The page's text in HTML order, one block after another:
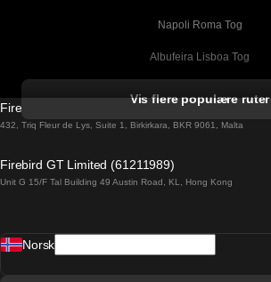
Napoli Roma Tog
Albufeira Lisboa Tog
Barcelona Madrid Tog
Barcelona Sevilla Tog
Vis flere populære ruter
Firebird GT Limited (OC 1451)
432, Triq Fleur de Lys, Suite 1, Birkirkara, BKR 9061, Malta
Firebird GT Limited (61211989)
Unit G 15/F Tal Building 49 Austin Road, KL, Hong Kong
Norsk